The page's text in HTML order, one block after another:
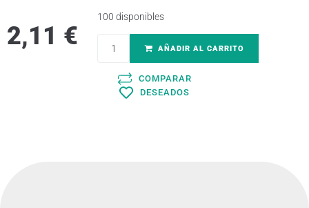
2,11 €
100 disponibles
AÑADIR AL CARRITO
COMPARAR
DESEADOS